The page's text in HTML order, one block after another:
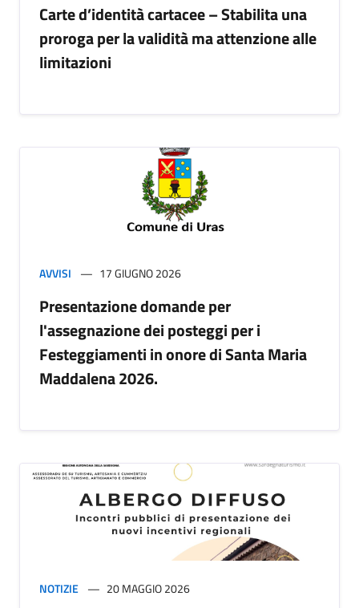
Carte d’identità cartacee – Stabilita una
proroga per la validità ma attenzione alle
limitazioni
AVVISI 17 GIUGNO 2026
Presentazione domande per
l'assegnazione dei posteggi per i
Festeggiamenti in onore di Santa Maria
Maddalena 2026.
NOTIZIE 20 MAGGIO 2026